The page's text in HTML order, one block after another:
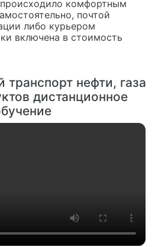
комфортным
почтой
либо курьером
включена в стоимость
нефти, газа
дистанционное